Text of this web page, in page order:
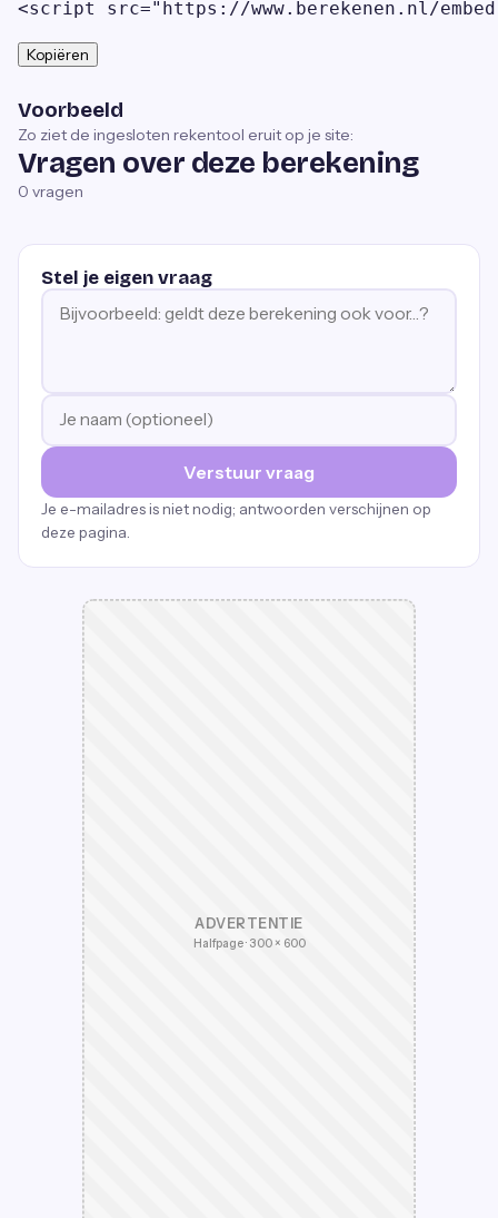
<script src="https://www.berekenen.nl/
Kopiëren
Voorbeeld
Zo ziet de ingesloten rekentool eruit op je site:
Vragen over deze berekening
0 vragen
Stel je eigen vraag
Verstuur vraag
Je e-mailadres is niet nodig; antwoorden verschijnen op
deze pagina.
ADVERTENTIE
Halfpage · 300 × 600